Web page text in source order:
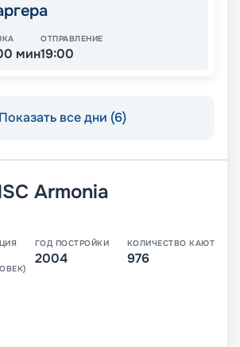
мин
ОТПРАВЛЕНИЕ
19:00
Показать все дни (6)
Armonia
ГОД ПОСТРОЙКИ
2004
КОЛИЧЕСТВО КАЮТ
976